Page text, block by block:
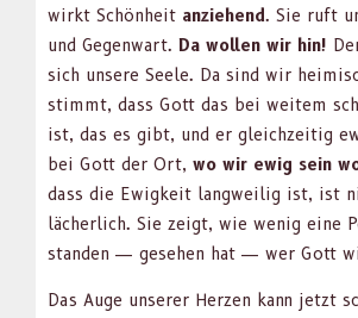
wirkt Schön­heit anziehend. Sie ruft
und Gegen­wart. Da wollen wir hin!
sich unsere Seele. Da sind wir
stimmt, dass Gott das bei weit­em
ist, das es gibt, und er gle­ichzeit­ig
bei Gott der Ort, wo wir ewig sein
dass die Ewigkeit lang­weilig ist, ist
lächer­lich. Sie zeigt, wie wenig eine
standen — gese­hen hat — wer Gott
Das Auge unser­er Herzen kann jet­zt